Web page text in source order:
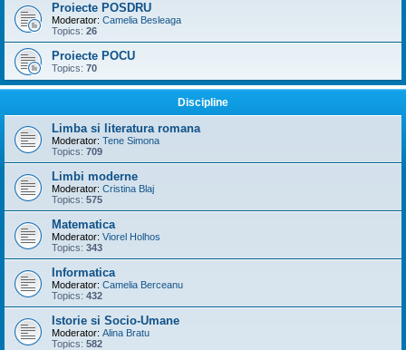
Proiecte POSDRU
Moderator: Camelia Besleaga
Topics: 26
Proiecte POCU
Topics: 70
Discipline
Limba si literatura romana
Moderator: Tene Simona
Topics: 709
Limbi moderne
Moderator: Cristina Blaj
Topics: 575
Matematica
Moderator: Viorel Holhos
Topics: 343
Informatica
Moderator: Camelia Berceanu
Topics: 432
Istorie si Socio-Umane
Moderator: Alina Bratu
Topics: 582